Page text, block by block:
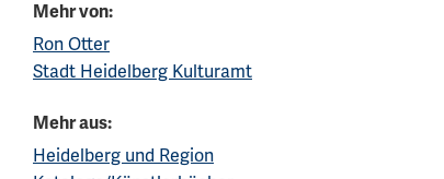
Mehr von:
Ron Otter
Stadt Heidelberg Kulturamt
Mehr aus:
Heidelberg und Region